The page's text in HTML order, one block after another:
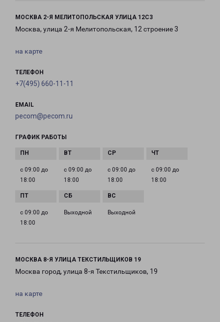
МОСКВА 2-Я МЕЛИТОПОЛЬСКАЯ УЛИЦА 12С3
Москва, улица 2-я Мелитопольская, 12 строение 3
на карте
ТЕЛЕФОН
+7(495) 660-11-11
EMAIL
pecom@pecom.ru
ГРАФИК РАБОТЫ
с 09:00 до
18:00
с 09:00 до
18:00
с 09:00 до
18:00
с 09:00 до
18:00
с 09:00 до
18:00
Выходной Выходной
МОСКВА 8-Я УЛИЦА ТЕКСТИЛЬЩИКОВ 19
Москва город, улица 8-я Текстильщиков, 19
на карте
ТЕЛЕФОН